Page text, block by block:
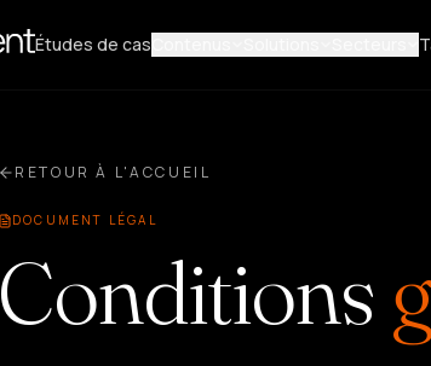
Études de cas
RETOUR À L'ACCUEIL
DOCUMENT LÉGAL
Conditions